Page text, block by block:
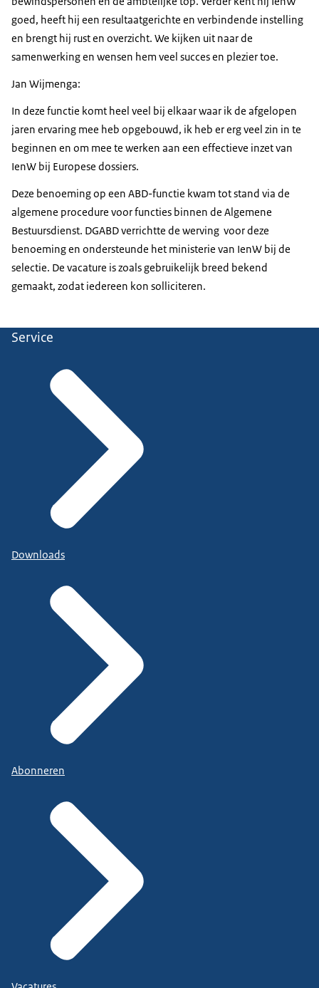
goed, heeft hij een resultaatgerichte en verbindende instelling
en brengt hij rust en overzicht. We kijken uit naar de
samenwerking en wensen hem veel succes en plezier toe.
Jan Wijmenga:
In deze functie komt heel veel bij elkaar waar ik de afgelopen
jaren ervaring mee heb opgebouwd, ik heb er erg veel zin in te
beginnen en om mee te werken aan een effectieve inzet van
IenW bij Europese dossiers.
Deze benoeming op een ABD-functie kwam tot stand via de
algemene procedure voor functies binnen de Algemene
Bestuursdienst. DGABD verrichtte de werving voor deze
benoeming en ondersteunde het ministerie van IenW bij de
selectie. De vacature is zoals gebruikelijk breed bekend
gemaakt, zodat iedereen kon solliciteren.
Service
Downloads
Abonneren